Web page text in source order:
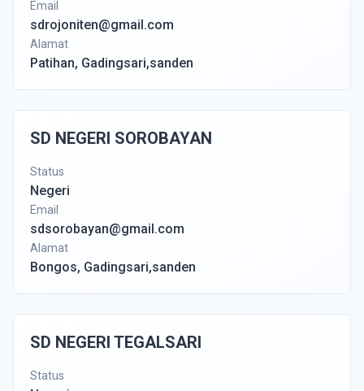
Email
sdrojoniten@gmail.com
Alamat
Patihan, Gadingsari,sanden
SD NEGERI SOROBAYAN
Status
Negeri
Email
sdsorobayan@gmail.com
Alamat
Bongos, Gadingsari,sanden
SD NEGERI TEGALSARI
Status